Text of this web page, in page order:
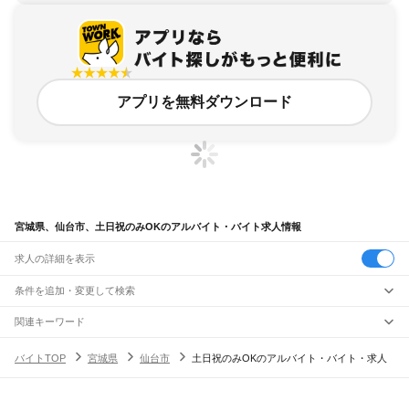
アプリを無料ダウンロード
宮城県、仙台市、土日祝のみOKのアルバイト・バイト求人情報
求人の詳細を表示
条件を追加・変更して検索
市区町村を追加・変更
宮城県すべて
駅を追加・変更
関連キーワード
宮城県 仙台市 土日のみ 宮城県 仙台市 土日祝のみOK 在宅
バイトTOP 宮城県 仙台市 土日祝のみOKのアルバイト・バイト・求人